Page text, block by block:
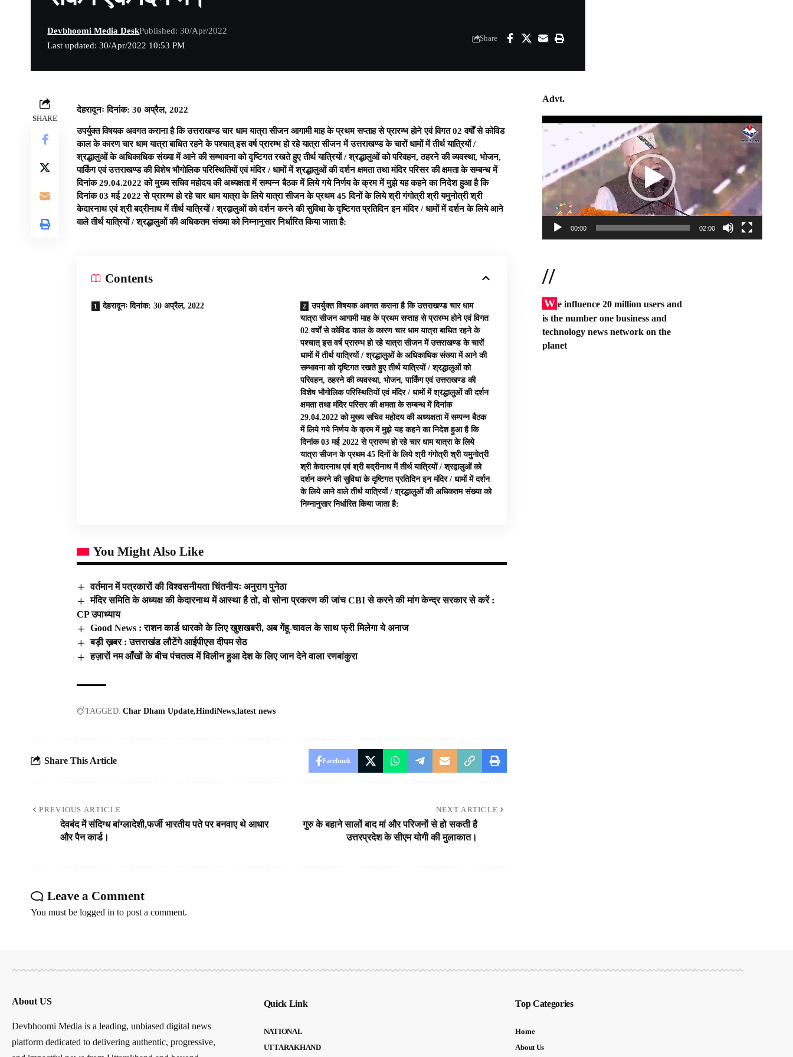
Last updated: 30/Apr/2022 10:53 PM
Devbhoomi Media DeskPublished: 30/Apr/2022
Share
SHARE
देहरादूनः दिनांक: 30 अप्रैल, 2022
उपर्युक्त विषयक अवगत कराना है कि उत्तराखण्ड चार धाम यात्रा सीजन आगामी माह के प्रथम सप्ताह से प्रारम्भ होने एवं विगत 02 वर्षों से कोविड
काल के कारण चार धाम यात्रा बाधित रहने के पश्चात् इस वर्ष प्रारम्भ हो रहे यात्रा सीजन में उत्तराखण्ड के चारों धामों में तीर्थ यात्रियों /
श्रद्धालुओं के अधिकाधिक संख्या में आने की सम्भावना को दृष्टिगत रखते हुए तीर्थ यात्रियों / श्रद्धालुओं को परिवहन, ठहरने की व्यवस्था, भोजन,
पार्किंग एवं उत्तराखण्ड की विशेष भौगोलिक परिस्थितियों एवं मंदिर / धामों में श्रद्धालुओं की दर्शन क्षमता तथा मंदिर परिसर की क्षमता के सम्बन्ध में
दिनांक 29.04.2022 को मुख्य सचिव महोदय की अध्यक्षता में सम्पन्न बैठक में लिये गये निर्णय के क्रम में मुझे यह कहने का निदेश हुआ है कि
दिनांक 03 मई 2022 से प्रारम्भ हो रहे चार धाम यात्रा के लिये यात्रा सीजन के प्रथम 45 दिनों के लिये श्री गंगोत्री श्री यमुनोत्री श्री
केदारनाथ एवं श्री बद्रीनाथ में तीर्थ यात्रियों / श्रद्वालुओं को दर्शन करने की सुविधा के दृष्टिगत प्रतिदिन इन मंदिर / धामों में दर्शन के लिये आने
वाले तीर्थ यात्रियों / श्रद्धालुओं की अधिकतम संख्या को निम्नानुसार निर्धारित किया जाता है:
Contents
देहरादूनः दिनांक: 30 अप्रैल, 2022
उपर्युक्त विषयक अवगत कराना है कि उत्तराखण्ड चार धाम
यात्रा सीजन आगामी माह के प्रथम सप्ताह से प्रारम्भ होने एवं विगत
02 वर्षों से कोविड काल के कारण चार धाम यात्रा बाधित रहने के
पश्चात् इस वर्ष प्रारम्भ हो रहे यात्रा सीजन में उत्तराखण्ड के चारों
धामों में तीर्थ यात्रियों / श्रद्धालुओं के अधिकाधिक संख्या में आने की
सम्भावना को दृष्टिगत रखते हुए तीर्थ यात्रियों / श्रद्धालुओं को
परिवहन, ठहरने की व्यवस्था, भोजन, पार्किंग एवं उत्तराखण्ड की
विशेष भौगोलिक परिस्थितियों एवं मंदिर / धामों में श्रद्धालुओं की दर्शन
क्षमता तथा मंदिर परिसर की क्षमता के सम्बन्ध में दिनांक
29.04.2022 को मुख्य सचिव महोदय की अध्यक्षता में सम्पन्न बैठक
में लिये गये निर्णय के क्रम में मुझे यह कहने का निदेश हुआ है कि
दिनांक 03 मई 2022 से प्रारम्भ हो रहे चार धाम यात्रा के लिये
यात्रा सीजन के प्रथम 45 दिनों के लिये श्री गंगोत्री श्री यमुनोत्री
श्री केदारनाथ एवं श्री बद्रीनाथ में तीर्थ यात्रियों / श्रद्वालुओं को
दर्शन करने की सुविधा के दृष्टिगत प्रतिदिन इन मंदिर / धामों में दर्शन
के लिये आने वाले तीर्थ यात्रियों / श्रद्धालुओं की अधिकतम संख्या को
निम्नानुसार निर्धारित किया जाता है:
You Might Also Like
वर्तमान में पत्रकारों की विश्वसनीयता चिंतनीयः अनुराग पुनेठा
मंदिर समिति के अध्यक्ष की केदारनाथ में आस्था है तो, वो सोना प्रकरण की जांच CBI से करने की मांग केन्द्र सरकार से करें :
CP उपाध्याय
Good News : राशन कार्ड धारको के लिए खुशखबरी, अब गेंहू-चावल के साथ फ्री मिलेगा ये अनाज
बड़ी ख़बर : उत्तराखंड लौटेंगे आईपीएस दीपम सेठ
हज़ारों नम आँखों के बीच पंचतत्व में विलीन हुआ देश के लिए जान देने वाला रणबांकुरा
TAGGED: Char Dham Update HindiNews latest news
Share This Article Facebook
PREVIOUS ARTICLE
देवबंद में संदिग्‍ध बांग्‍लादेशी,फर्जी भारतीय पते पर बनवाए थे आधार
और पैन कार्ड।
NEXT ARTICLE
गुरु के बहाने सालों बाद मां और परिजनों से हो सकती है
उत्तरप्रदेश के सीएम योगी की मुलाकात।
Leave a Comment
You must be logged in to post a comment.
Advt.
Video
00:00 02:00
//
W e influence 20 million users and
is the number one business and
technology news network on the
planet
About US
Devbhoomi Media is a leading, unbiased digital news
platform dedicated to delivering authentic, progressive,
Quick Link
NATIONAL
UTTARAKHAND
Top Categories
Home
About Us